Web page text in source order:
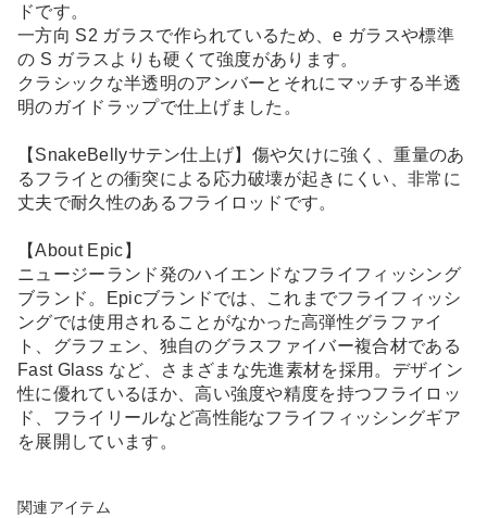
ドです。
一方向 S2 ガラスで作られているため、e ガラスや標準
の S ガラスよりも硬くて強度があります。
クラシックな半透明のアンバーとそれにマッチする半透
明のガイドラップで仕上げました。
【SnakeBellyサテン仕上げ】傷や欠けに強く、重量のあ
るフライとの衝突による応力破壊が起きにくい、非常に
丈夫で耐久性のあるフライロッドです。
【About Epic】
ニュージーランド発のハイエンドなフライフィッシング
ブランド。Epicブランドでは、これまでフライフィッシ
ングでは使用されることがなかった高弾性グラファイ
ト、グラフェン、独自のグラスファイバー複合材である
Fast Glass など、さまざまな先進素材を採用。デザイン
性に優れているほか、高い強度や精度を持つフライロッ
ド、フライリールなど高性能なフライフィッシングギア
を展開しています。
関連アイテム